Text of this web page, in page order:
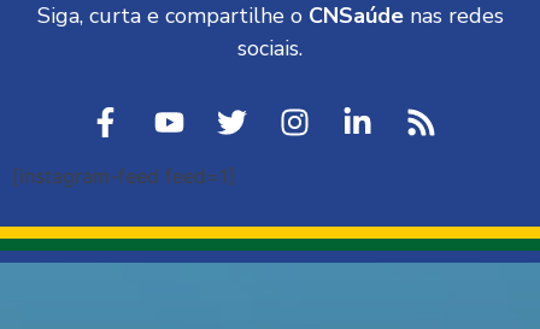
Siga, curta e compartilhe o CNSaúdenas redes
sociais.
[instagram-feed feed=1]